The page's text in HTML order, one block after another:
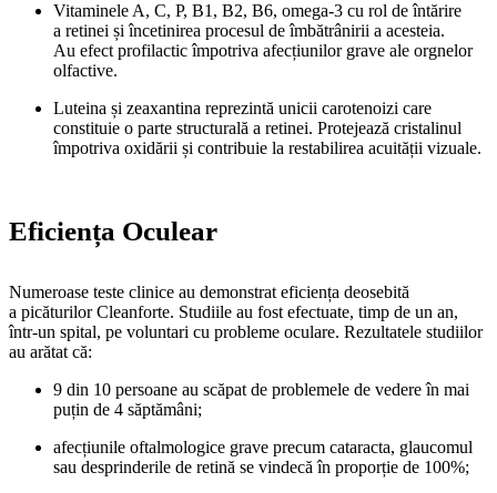
Vitaminele A, C, P, B1, B2, B6, omega-3 cu rol de întărire
a retinei și încetinirea procesul de îmbătrânirii a acesteia.
Au efect profilactic împotriva afecțiunilor grave ale orgnelor
olfactive.
Luteina și zeaxantina reprezintă unicii carotenoizi care
constituie o parte structurală a retinei. Protejează cristalinul
împotriva oxidării și contribuie la restabilirea acuității vizuale.
Eficiența Oculear
Numeroase teste clinice au demonstrat eficiența deosebită
a picăturilor Cleanforte. Studiile au fost efectuate, timp de un an,
într-un spital, pe voluntari cu probleme oculare. Rezultatele studiilor
au arătat că:
9 din 10 persoane au scăpat de problemele de vedere în mai
puțin de 4 săptămâni;
afecțiunile oftalmologice grave precum cataracta, glaucomul
sau desprinderile de retină se vindecă în proporție de 100%;